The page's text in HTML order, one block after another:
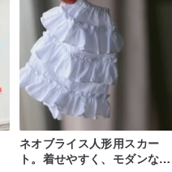
ネオブライス人形用スカー
ト。着せやすく、モダンなス